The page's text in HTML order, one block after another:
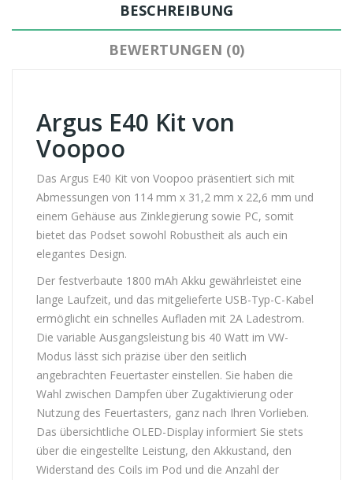
BESCHREIBUNG
BEWERTUNGEN (0)
Argus E40 Kit von
Voopoo
Das Argus E40 Kit von Voopoo präsentiert sich mit
Abmessungen von 114 mm x 31,2 mm x 22,6 mm und
einem Gehäuse aus Zinklegierung sowie PC, somit
bietet das Podset sowohl Robustheit als auch ein
elegantes Design.
Der festverbaute 1800 mAh Akku gewährleistet eine
lange Laufzeit, und das mitgelieferte USB-Typ-C-Kabel
ermöglicht ein schnelles Aufladen mit 2A Ladestrom.
Die variable Ausgangsleistung bis 40 Watt im VW-
Modus lässt sich präzise über den seitlich
angebrachten Feuertaster einstellen. Sie haben die
Wahl zwischen Dampfen über Zugaktivierung oder
Nutzung des Feuertasters, ganz nach Ihren Vorlieben.
Das übersichtliche OLED-Display informiert Sie stets
über die eingestellte Leistung, den Akkustand, den
Widerstand des Coils im Pod und die Anzahl der